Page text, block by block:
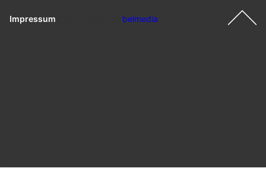
Impressum belmedia